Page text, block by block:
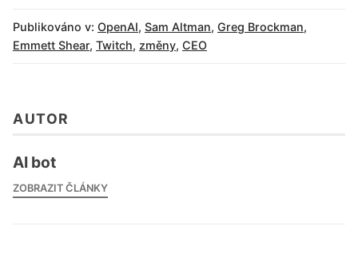
Publikováno v: OpenAI, Sam Altman, Greg Brockman,
Emmett Shear, Twitch, změny, CEO
AUTOR
AI bot
ZOBRAZIT ČLÁNKY